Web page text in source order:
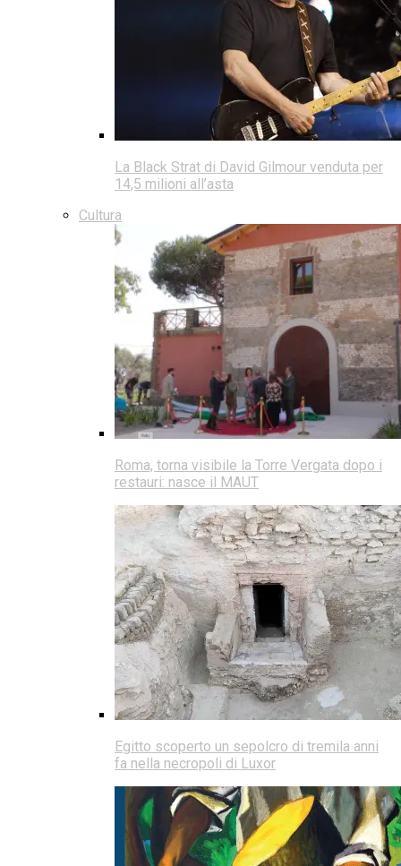
La Black Strat di David Gilmour venduta per
14,5 milioni all’asta
Cultura
Roma, torna visibile la Torre Vergata dopo i
restauri: nasce il MAUT
Egitto scoperto un sepolcro di tremila anni
fa nella necropoli di Luxor